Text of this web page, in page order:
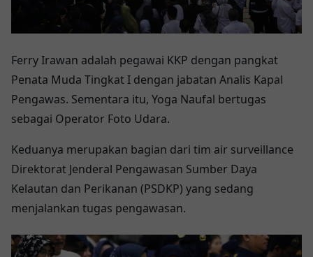
Ferry Irawan adalah pegawai KKP dengan pangkat
Penata Muda Tingkat I dengan jabatan Analis Kapal
Pengawas. Sementara itu, Yoga Naufal bertugas
sebagai Operator Foto Udara.
Keduanya merupakan bagian dari tim air surveillance
Direktorat Jenderal Pengawasan Sumber Daya
Kelautan dan Perikanan (PSDKP) yang sedang
menjalankan tugas pengawasan.